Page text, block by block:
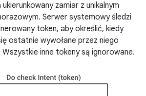
zamiar z unikalnym
Serwer systemowy śledzi
token, aby określić, kiedy
ostatnie wywołane przez niego
inne tokeny są ignorowane.